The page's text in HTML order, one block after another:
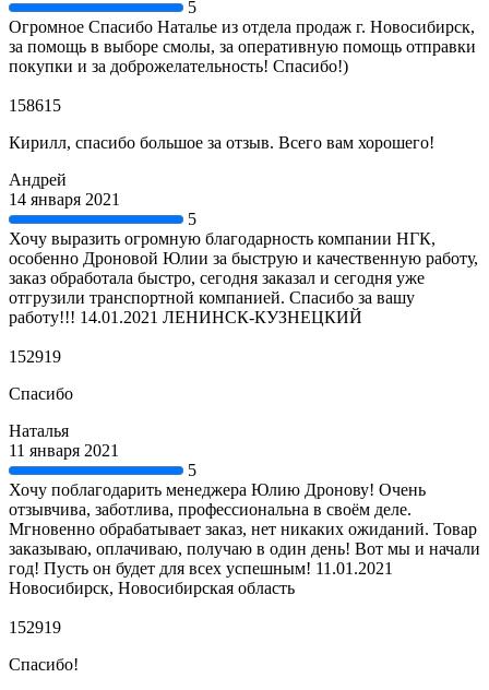
5
Огромное Спасибо Наталье из отдела продаж г. Новосибирск,
за помощь в выборе смолы, за оперативную помощь отправки
покупки и за доброжелательность! Спасибо!)
158615
Кирилл, спасибо большое за отзыв. Всего вам хорошего!
Андрей
14 января 2021
5
Хочу выразить огромную благодарность компании НГК,
особенно Дроновой Юлии за быструю и качественную работу,
заказ обработала быстро, сегодня заказал и сегодня уже
отгрузили транспортной компанией. Спасибо за вашу
работу!!! 14.01.2021 ЛЕНИНСК-КУЗНЕЦКИЙ
152919
Спасибо
Наталья
11 января 2021
5
Хочу поблагодарить менеджера Юлию Дронову! Очень
отзывчива, заботлива, профессиональна в своём деле.
Мгновенно обрабатывает заказ, нет никаких ожиданий. Товар
заказываю, оплачиваю, получаю в один день! Вот мы и начали
год! Пусть он будет для всех успешным! 11.01.2021
Новосибирск, Новосибирская область
152919
Спасибо!